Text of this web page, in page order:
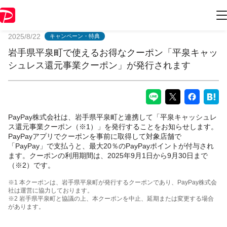
2025/8/22 キャンペーン・特典
岩手県平泉町で使えるお得なクーポン「平泉キャッ
シュレス還元事業クーポン」が発行されます
PayPay株式会社は、岩手県平泉町と連携して「平泉キャッシュレ
ス還元事業クーポン（※1）」を発行することをお知らせします。
PayPayアプリでクーポンを事前に取得して対象店舗で
「PayPay」で支払うと、最大20％のPayPayポイントが付与され
ます。クーポンの利用期間は、2025年9月1日から9月30日まで
（※2）です。
※1 本クーポンは、岩手県平泉町が発行するクーポンであり、PayPay株式会
社は運営に協力しております。
※2 岩手県平泉町と協議の上、本クーポンを中止、延期または変更する場合
があります。